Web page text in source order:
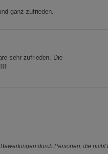
ganz zufrieden.
sehr zufrieden. Die
durch Personen, die